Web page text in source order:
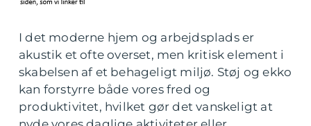
I det moderne hjem og arbejdsplads er
akustik et ofte overset, men kritisk element i
skabelsen af et behageligt miljø. Støj og ekko
kan forstyrre både vores fred og
produktivitet, hvilket gør det vanskeligt at